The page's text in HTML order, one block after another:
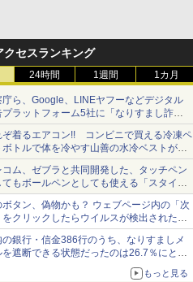
クセスランキング
24時間 1週間 1カ月
庁ら、Google、LINEヤフーなどデジタル
プラットフォーム5社に「なりすまし詐欺
」対策強化を要請 著名人の写真や映像を
た投資詐欺などへの対策として
ぞ着るエアコン!! コンビニで買える冷凍ペ
ボトルで体を冷やす山善の水冷ベストがロ
バイクにちょうどいい【ぼっち・ざ・ろー
その14】【空いた時間でなにしてる？】
コム、ゼブラと共同開発した、タッチペン
てもボールペンとしても使える「スタイラ
ーウェイ」発売 iPadにも紙にも、持ち替
に書き込める
ボタン、偽物かも？ ウェブページ内の「次
をクリックしたらウイルスが検出されたと
が出た【それってネット詐欺ですよ！】
の銀行・信金386行のうち、なりすましメ
を遮断できる状態だったのは26.7％にとど
～GMOブランドセキュリティ調査
もっと見る